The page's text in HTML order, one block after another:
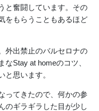
と奮闘しています。その
をもらうこともあるほど
外出禁止のバルセロナの
Stay at homeのコツ、
と思います。
ってきたので、何かの参
のギラギラした目が少し